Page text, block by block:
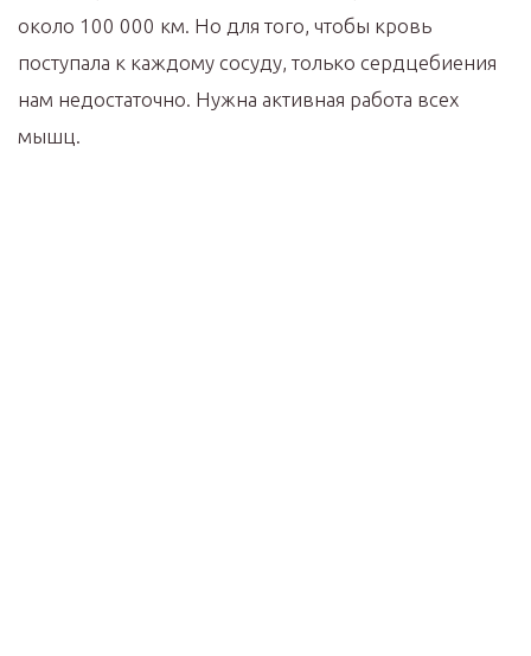
около 100 000 км. Но для того, чтобы кровь
поступала к каждому сосуду, только сердцебиения
нам недостаточно. Нужна активная работа всех
мышц.